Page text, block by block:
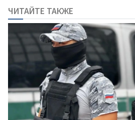
ЧИТАЙТЕ ТАКЖЕ